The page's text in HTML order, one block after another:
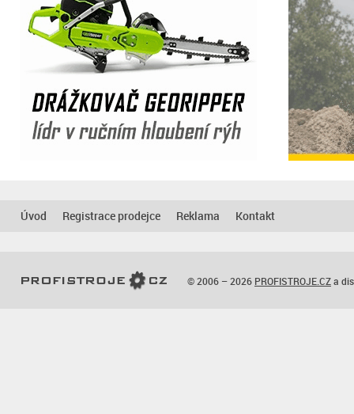
Úvod Registrace prodejce Reklama Kontakt
© 2006 – 2026 PROFISTROJE.CZa